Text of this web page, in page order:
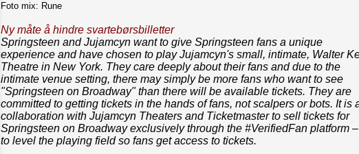
Foto mix: Rune
Ny måte å hindre svartebørsbilletter
Springsteen and Jujamcyn want to give Springsteen fans a unique
experience and have chosen to play Jujamcyn's small, intimate, Walter
Theatre in New York. They care deeply about their fans and due to the
intimate venue setting, there may simply be more fans who want to see
"Springsteen on Broadway" than there will be available tickets. They are
committed to getting tickets in the hands of fans, not scalpers or bots. It is
collaboration with Jujamcyn Theaters and Ticketmaster to sell tickets for
Springsteen on Broadway exclusively through the #VerifiedFan platform –
to level the playing field so fans get access to tickets.